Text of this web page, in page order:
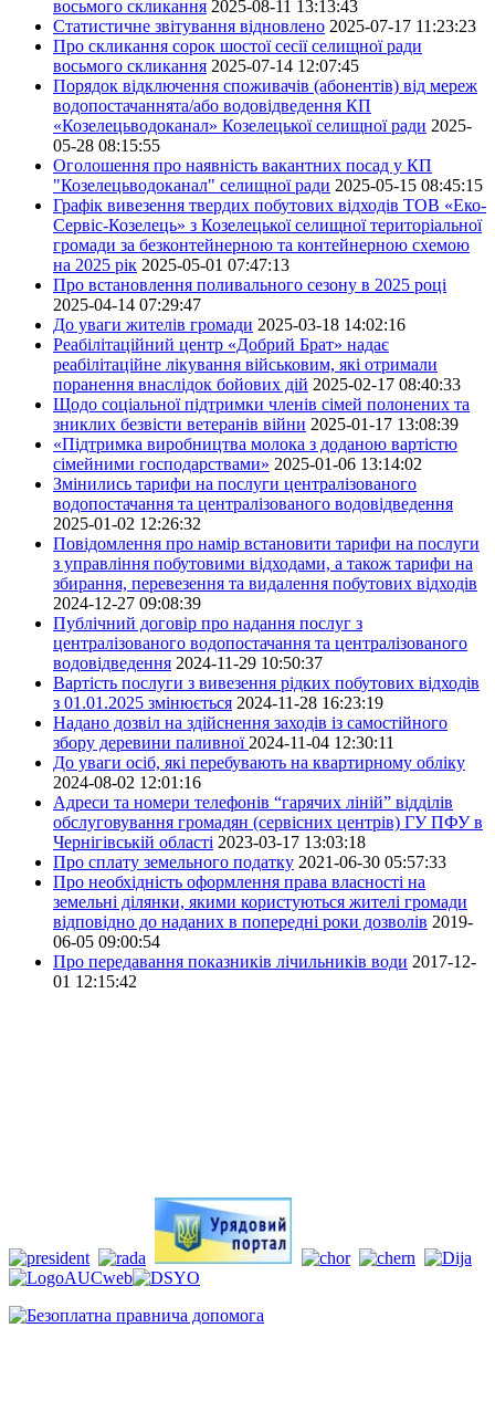
восьмого скликання 2025-08-11 13:13:43
Статистичне звітування відновлено 2025-07-17 11:23:23
Про скликання сорок шостої сесії селищної ради
восьмого скликання 2025-07-14 12:07:45
Порядок відключення споживачів (абонентів) від мереж
водопостачаннята/або водовідведення КП
«Козелецьводоканал» Козелецької селищної ради 2025-
05-28 08:15:55
Оголошення про наявність вакантних посад у КП
"Козелецьводоканал" селищної ради 2025-05-15 08:45:15
Графік вивезення твердих побутових відходів ТОВ «Еко-
Сервіс-Козелець» з Козелецької селищної територіальної
громади за безконтейнерною та контейнерною схемою
на 2025 рік 2025-05-01 07:47:13
Про встановлення поливального сезону в 2025 році
2025-04-14 07:29:47
До уваги жителів громади 2025-03-18 14:02:16
Реабілітаційний центр «Добрий Брат» надає
реабілітаційне лікування військовим, які отримали
поранення внаслідок бойових дій 2025-02-17 08:40:33
Щодо соціальної підтримки членів сімей полонених та
зниклих безвісти ветеранів війни 2025-01-17 13:08:39
«Підтримка виробництва молока з доданою вартістю
сімейними господарствами» 2025-01-06 13:14:02
Змінились тарифи на послуги централізованого
водопостачання та централізованого водовідведення
2025-01-02 12:26:32
Повідомлення про намір встановити тарифи на послуги
з управління побутовими відходами, а також тарифи на
збирання, перевезення та видалення побутових відходів
2024-12-27 09:08:39
Публічний договір про надання послуг з
централізованого водопостачання та централізованого
водовідведення 2024-11-29 10:50:37
Вартість послуги з вивезення рідких побутових відходів
з 01.01.2025 змінюється 2024-11-28 16:23:19
Надано дозвіл на здійснення заходів із самостійного
збору деревини паливної 2024-11-04 12:30:11
До уваги осіб, які перебувають на квартирному обліку
2024-08-02 12:01:16
Адреси та номери телефонів “гарячих ліній” відділів
обслуговування громадян (сервісних центрів) ГУ ПФУ в
Чернігівській області 2023-03-17 13:03:18
Про сплату земельного податку 2021-06-30 05:57:33
Про необхідність оформлення права власності на
земельні ділянки, якими користуються жителі громади
відповідно до наданих в попередні роки дозволів 2019-
06-05 09:00:54
Про передавання показників лічильників води 2017-12-
01 12:15:42